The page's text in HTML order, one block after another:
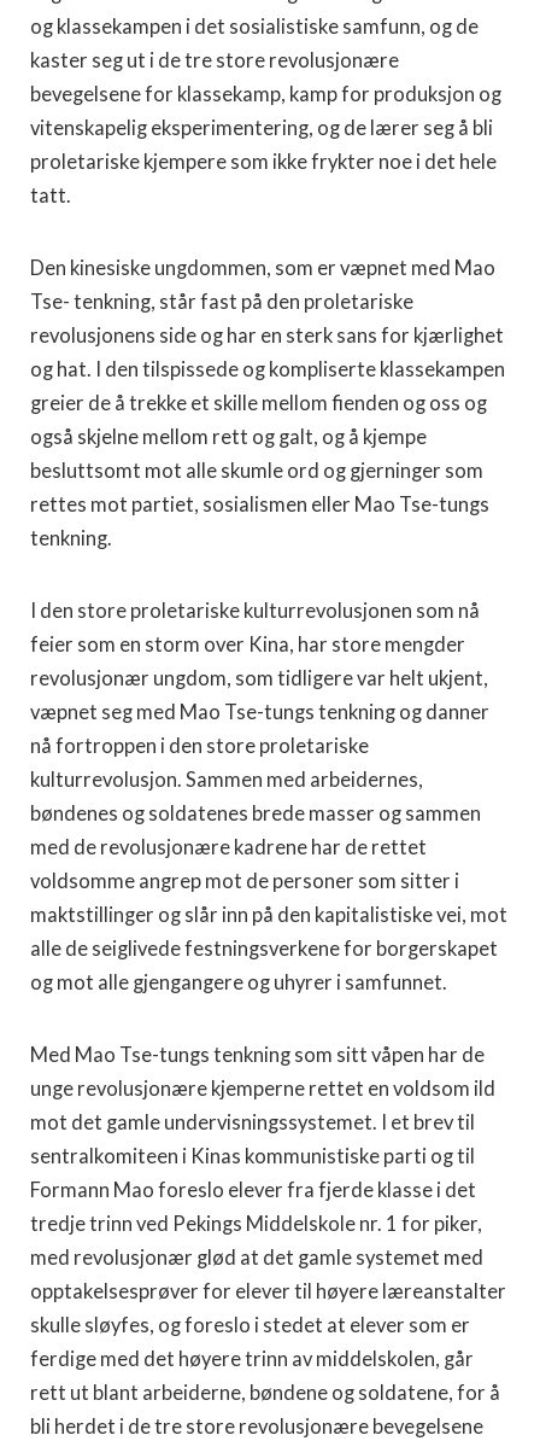
og klassekampen i det sosialistiske samfunn, og de
kaster seg ut i de tre store revolusjonære
bevegelsene for klassekamp, kamp for produksjon og
vitenskapelig eksperimentering, og de lærer seg å bli
proletariske kjempere som ikke frykter noe i det hele
tatt.
Den kinesiske ungdommen, som er væpnet med Mao
Tse- tenkning, står fast på den proletariske
revolusjonens side og har en sterk sans for kjærlighet
og hat. I den tilspissede og kompliserte klassekampen
greier de å trekke et skille mellom fienden og oss og
også skjelne mellom rett og galt, og å kjempe
besluttsomt mot alle skumle ord og gjerninger som
rettes mot partiet, sosialismen eller Mao Tse-tungs
tenkning.
I den store proletariske kulturrevolusjonen som nå
feier som en storm over Kina, har store mengder
revolusjonær ungdom, som tidligere var helt ukjent,
væpnet seg med Mao Tse-tungs tenkning og danner
nå fortroppen i den store proletariske
kulturrevolusjon. Sammen med arbeidernes,
bøndenes og soldatenes brede masser og sammen
med de revolusjonære kadrene har de rettet
voldsomme angrep mot de personer som sitter i
maktstillinger og slår inn på den kapitalistiske vei, mot
alle de seiglivede festningsverkene for borgerskapet
og mot alle gjengangere og uhyrer i samfunnet.
Med Mao Tse-tungs tenkning som sitt våpen har de
unge revolusjonære kjemperne rettet en voldsom ild
mot det gamle undervisningssystemet. I et brev til
sentralkomiteen i Kinas kommunistiske parti og til
Formann Mao foreslo elever fra fjerde klasse i det
tredje trinn ved Pekings Middelskole nr. 1 for piker,
med revolusjonær glød at det gamle systemet med
opptakelsesprøver for elever til høyere læreanstalter
skulle sløyfes, og foreslo i stedet at elever som er
ferdige med det høyere trinn av middelskolen, går
rett ut blant arbeiderne, bøndene og soldatene, for å
bli herdet i de tre store revolusjonære bevegelsene